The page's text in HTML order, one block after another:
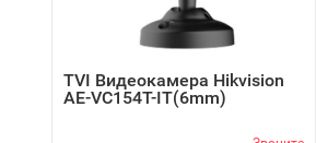
TVI Видеокамера Hikvision
AE-VC154T-IT(6mm)